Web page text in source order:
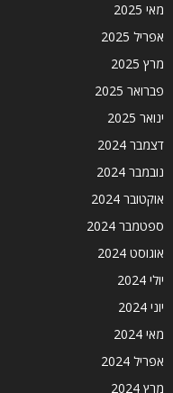
מאי 2025
אפריל 2025
מרץ 2025
פברואר 2025
ינואר 2025
דצמבר 2024
נובמבר 2024
אוקטובר 2024
ספטמבר 2024
אוגוסט 2024
יולי 2024
יוני 2024
מאי 2024
אפריל 2024
מרץ 2024